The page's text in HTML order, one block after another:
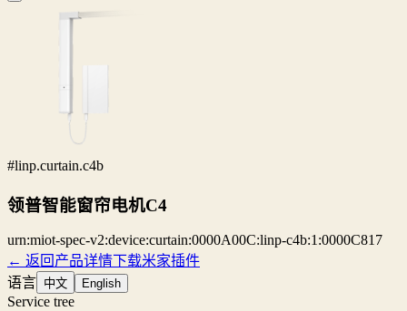
#linp.curtain.c4b
领普智能窗帘电机C4
urn:miot-spec-v2:device:curtain:0000A00C:linp-c4b:1:0000C817
← 返回产品详情下载米家插件
语言 中文 English
Service tree